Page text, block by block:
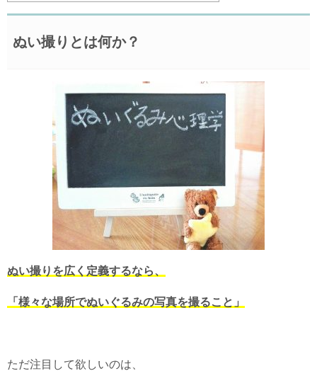
ぬい撮りとは何か？
ぬい撮りを広く定義するなら、
「様々な場所でぬいぐるみの写真を撮ること」
ただ注目して欲しいのは、